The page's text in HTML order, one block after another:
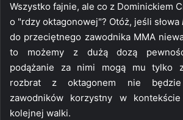
Wszystko fajnie, ale co z Dominickiem
o "rdzy oktagonowej"? Otóż, jeśli słowa
do przeciętnego zawodnika MMA
to możemy z dużą dozą
podążanie za nimi mogą mu tylko
rozbrat z oktagonem nie
zawodników korzystny w
kolejnej walki.